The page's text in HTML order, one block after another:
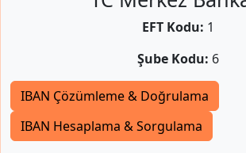
EFT Kodu: 1
Şube Kodu: 6
IBAN Çözümleme & Doğrulama
IBAN Hesaplama & Sorgulama